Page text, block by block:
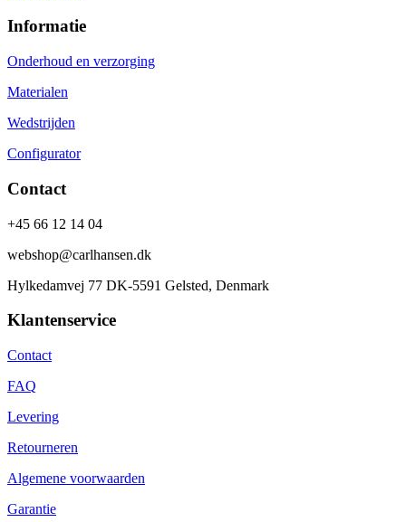
Informatie
Onderhoud en verzorging
Materialen
Wedstrijden
Configurator
Contact
+45 66 12 14 04
webshop@carlhansen.dk
Hylkedamvej 77 DK-5591 Gelsted, Denmark
Klantenservice
Contact
FAQ
Levering
Retourneren
Algemene voorwaarden
Garantie